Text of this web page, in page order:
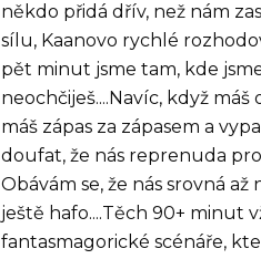
někdo přidá dřív, než nám
sílu, Kaanovo rychlé
pět minut jsme tam, kde
neochčiješ....Navíc, když
máš zápas za zápasem a
doufat, že nás reprenuda
Obávám se, že nás srovná
ještě hafo....Těch 90+ minut
fantasmagorické scénáře,